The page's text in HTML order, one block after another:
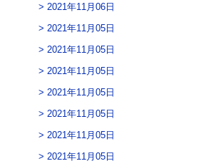
2021年11月06日
2021年11月05日
2021年11月05日
2021年11月05日
2021年11月05日
2021年11月05日
2021年11月05日
2021年11月05日